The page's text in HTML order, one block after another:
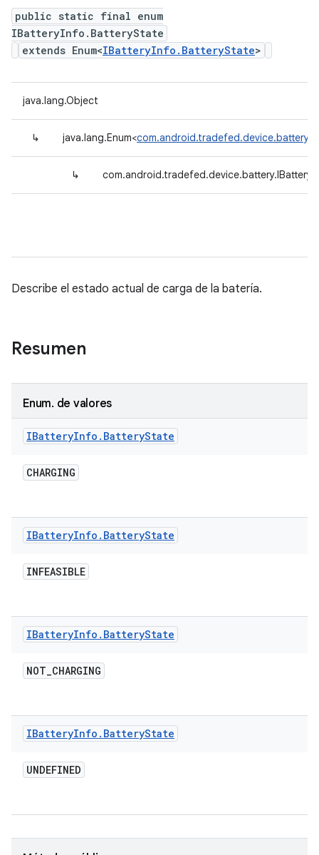
public static final enum
IBatteryInfo.BatteryState
extends Enum<IBatteryInfo.BatteryState>
java.lang.Object
↳ java.lang.Enum<
↳
Describe el estado actual de carga de la batería.
Resumen
Enum. de valores
IBatteryInfo . BatteryState
CHARGING
IBatteryInfo . BatteryState
INFEASIBLE
IBatteryInfo . BatteryState
NOT_CHARGING
IBatteryInfo . BatteryState
UNDEFINED